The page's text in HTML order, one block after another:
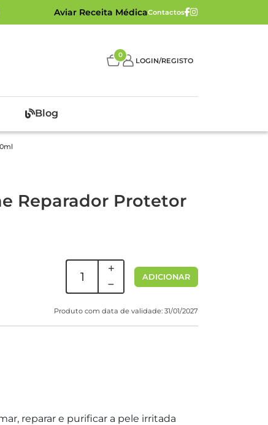
Aviar Receita MédicaContactos
0
LOGIN/REGISTO
Blog
Reparador Protetor
ADICIONAR
Produto com data de validade: 31/01/2027
reparar e purificar a pele irritada